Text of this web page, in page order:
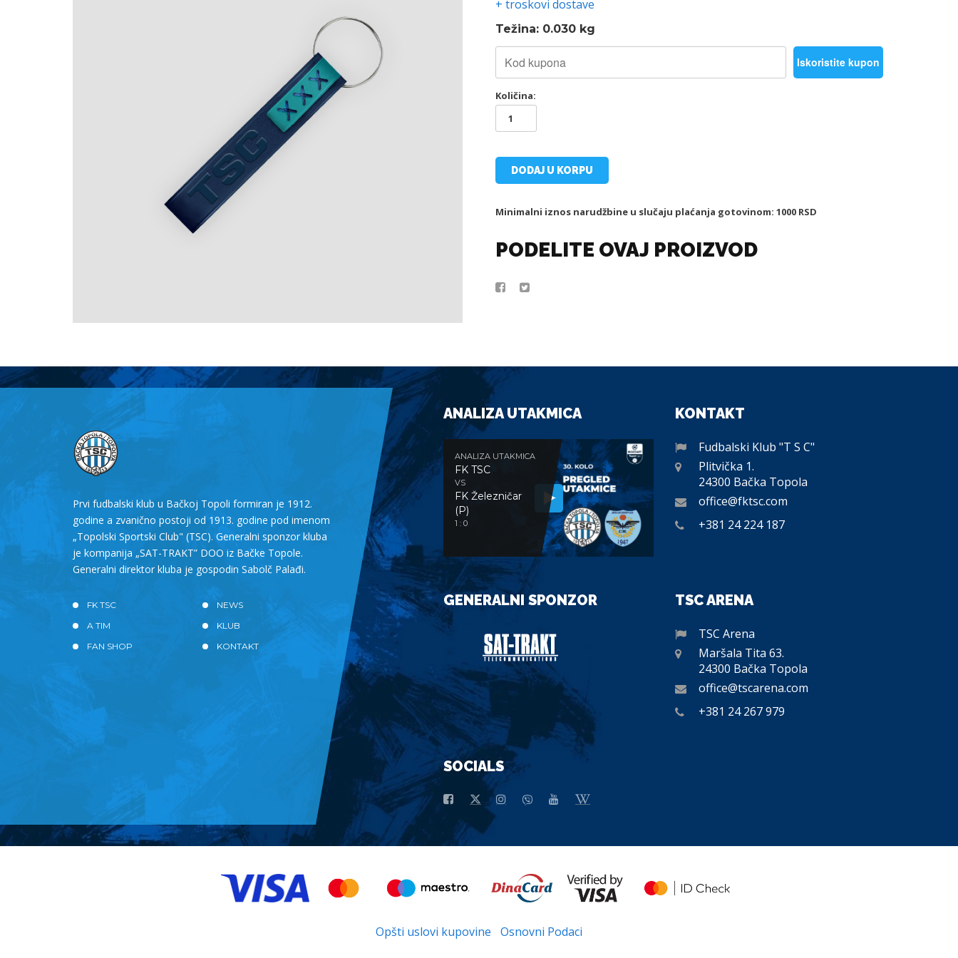
+ troskovi dostave
Težina: 0.030 kg
Iskoristite kupon
Količina:
KOŽNI
DODAJ U KORPU
Minimalni iznos narudžbine u slučaju plaćanja gotovinom: 1000 RSD
PODELITE OVAJ PROIZVOD
Prvi fudbalski klub u Bačkoj Topoli formiran je 1912.
godine a zvanično postoji od 1913. godine pod imenom
„Topolski Sportski Club" (TSC). Generalni sponzor kluba
je kompanija „SAT-TRAKT” DOO iz Bačke Topole.
Generalni direktor kluba je gospodin Sabolč Palađi.
FK TSC
NEWS
A TIM
KLUB
FAN SHOP
KONTAKT
ANALIZA UTAKMICA
ANALIZA UTAKMICA
FK TSC
VS
FK Železničar
(P)
1 : 0
KONTAKT
Fudbalski Klub "T S C"
Plitvička 1.
24300 Bačka Topola
office@fktsc.com
+381 24 224 187
GENERALNI SPONZOR TSC ARENA
TSC Arena
Maršala Tita 63.
24300 Bačka Topola
office@tscarena.com
+381 24 267 979
SOCIALS
Opšti uslovi kupovine Osnovni Podaci